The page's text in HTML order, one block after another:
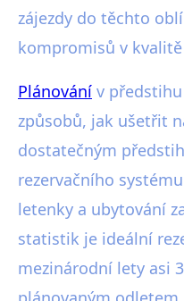
zájezdy do těchto
kompromisů v
Plánování v
způsobů, jak ušetřit
dostatečným
rezervačního
letenky a ubytování
statistik je ideální
mezinárodní lety asi